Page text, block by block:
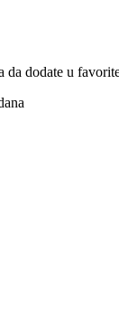
da dodate u